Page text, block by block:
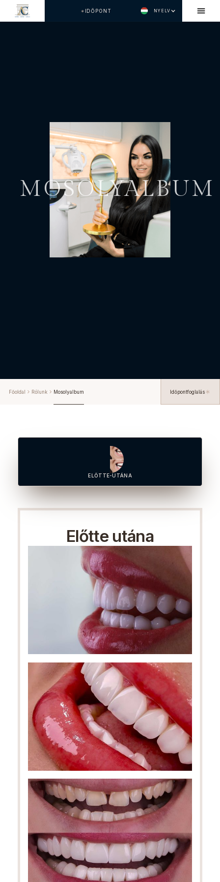
IDŐPONT NYELV
MOSOLYALBUM
Főoldal Rólunk Mosolyalbum Időpontfoglalás
ELŐTTE-UTÁNA
Előtte utána